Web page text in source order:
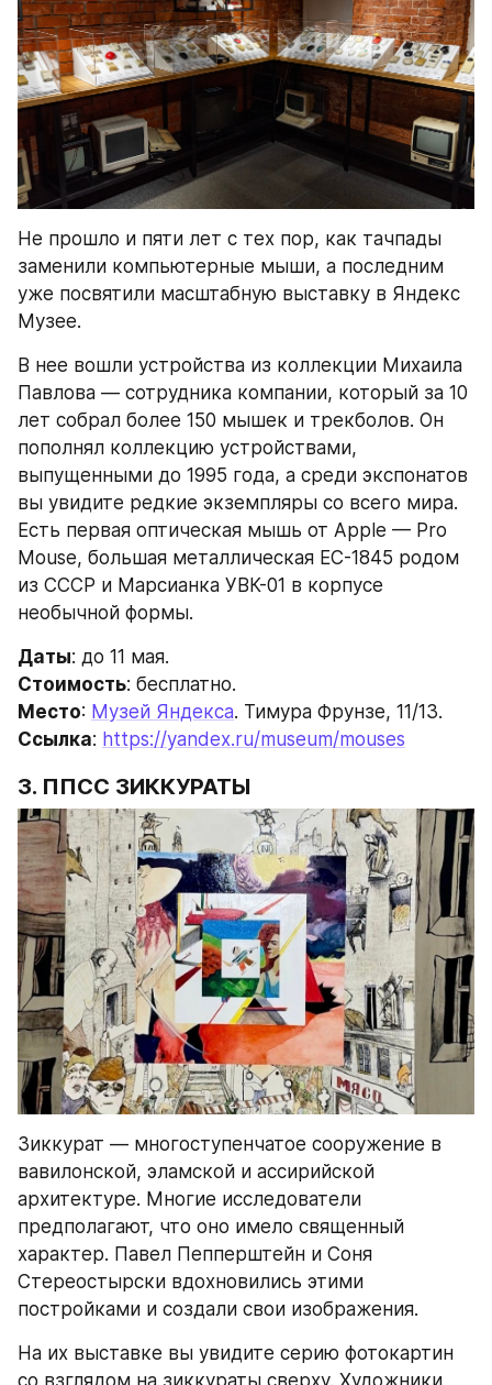
Не прошло и пяти лет с тех пор, как тачпады
заменили компьютерные мыши, а последним
уже посвятили масштабную выставку в Яндекс
Музее.
В нее вошли устройства из коллекции Михаила
Павлова — сотрудника компании, который за 10
лет собрал более 150 мышек и трекболов. Он
пополнял коллекцию устройствами,
выпущенными до 1995 года, а среди экспонатов
вы увидите редкие экземпляры со всего мира.
Есть первая оптическая мышь от Apple — Pro
Mouse, большая металлическая ЕС-1845 родом
из СССР и Марсианка УВК-01 в корпусе
необычной формы.
Даты: до 11 мая.
Стоимость: бесплатно.
Место: Музей Яндекса. Тимура Фрунзе, 11/13.
Ссылка: https://yandex.ru/museum/mouses
3. ППСС ЗИККУРАТЫ
Зиккурат — многоступенчатое сооружение в
вавилонской, эламской и ассирийской
архитектуре. Многие исследователи
предполагают, что оно имело священный
характер. Павел Пепперштейн и Соня
Стереостырски вдохновились этими
постройками и создали свои изображения.
На их выставке вы увидите серию фотокартин
со взглядом на зиккураты сверху. Художники